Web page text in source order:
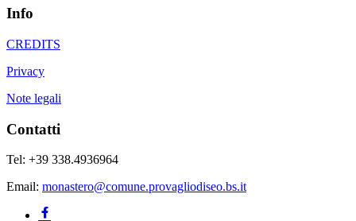
Info
CREDITS
Privacy
Note legali
Contatti
Tel: +39 338.4936964
Email: monastero@comune.provagliodiseo.bs.it